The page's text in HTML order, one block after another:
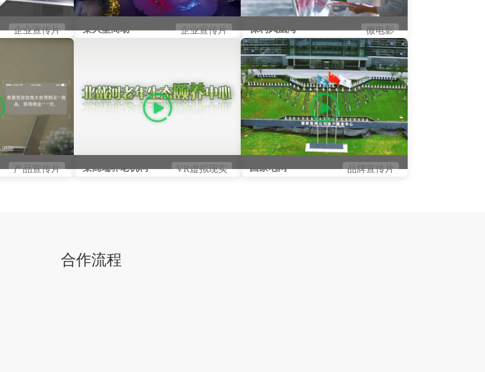
企业宣传片 某大型商场 企业宣传片 保利凤凰湾 微电影
产品宣传片 某高端养老机构 VR虚拟现实 国家电网 品牌宣传片
合作流程